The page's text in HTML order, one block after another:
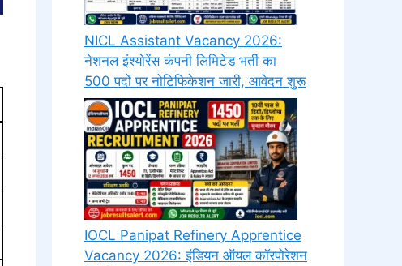
NICL Assistant Vacancy 2026:
नेशनल इंश्योरेंस कंपनी लिमिटेड भर्ती का
500 पदों पर नोटिफिकेशन जारी, आवेदन शुरू
IOCL Panipat Refinery Apprentice
Vacancy 2026: इंडियन ऑयल कॉरपोरेशन